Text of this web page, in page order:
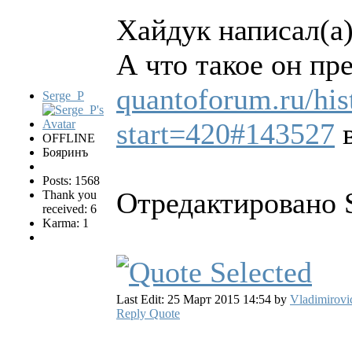
Serge_P
OFFLINE
Бояринъ
Posts: 1568
Thank you
received: 6
Karma: 1
Хайдук
А что такое он
quantoforum.ru/
start=420#143527
Отредактировано
Last Edit: 25 Март 2015 14:54 by
Reply Quote